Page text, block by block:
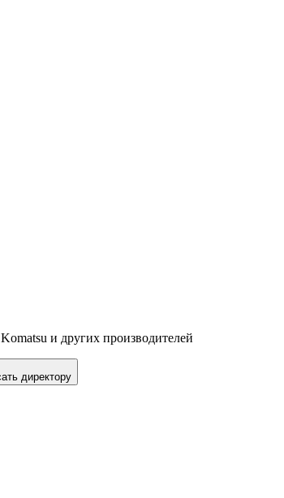
и других производителей
директору